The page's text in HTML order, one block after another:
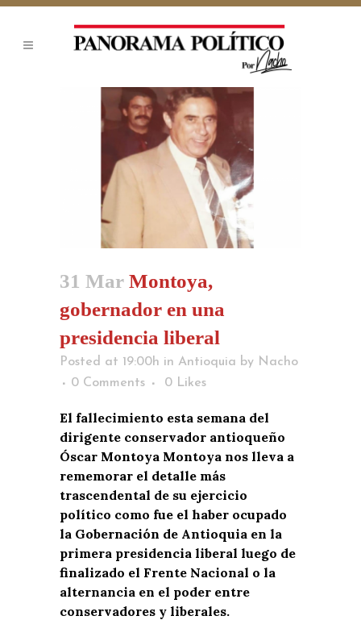
31 Mar Montoya,
gobernador en una
presidencia liberal
Posted at 19:00h in Antioquia by Nacho
0 Comments
0 Likes
El fallecimiento esta semana del
dirigente conservador antioqueño
Óscar Montoya Montoya nos lleva a
rememorar el detalle más
trascendental de su ejercicio
político como fue el haber ocupado
la Gobernación de Antioquia en la
primera presidencia liberal luego de
finalizado el Frente Nacional o la
alternancia en el poder entre
conservadores y liberales.